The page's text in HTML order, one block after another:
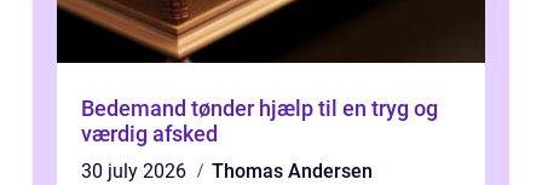
Bedemand tønder hjælp til en tryg og
værdig afsked
30 july 2026
Thomas Andersen